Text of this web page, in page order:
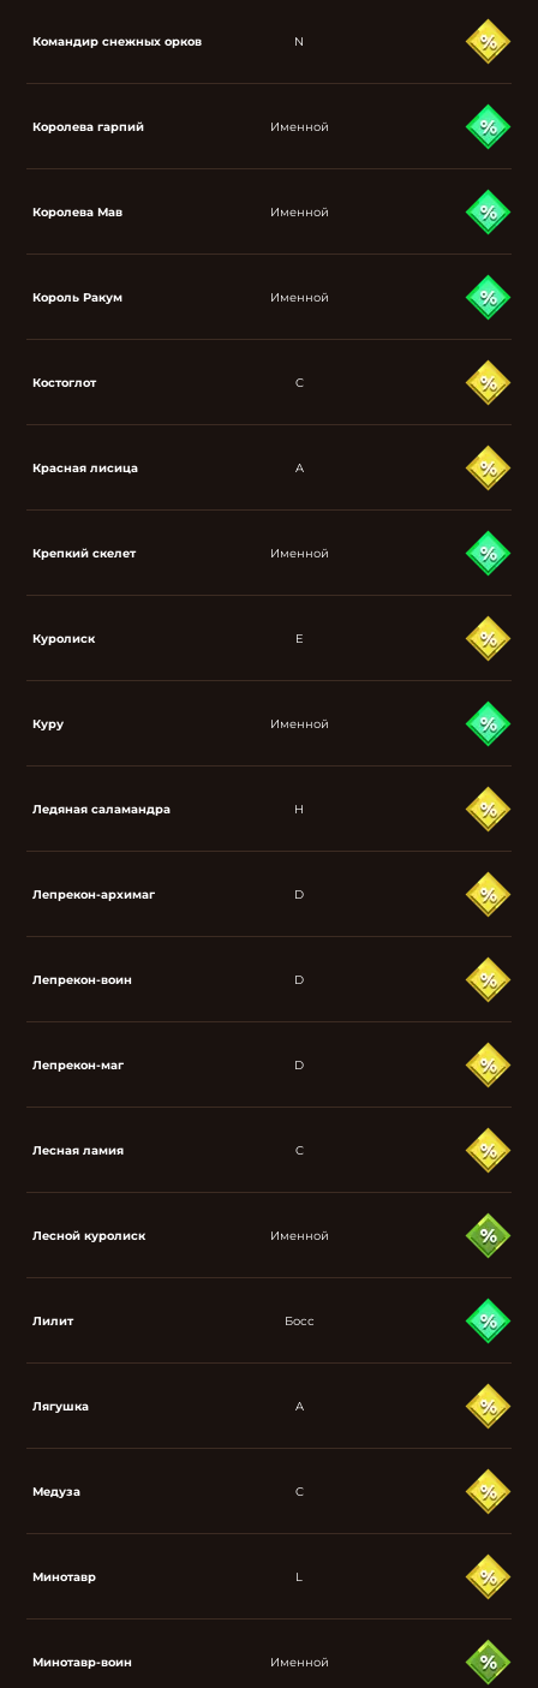
Командир снежных орков N
Королева гарпий Именной
Королева Мав Именной
Король Ракум Именной
Костоглот C
Красная лисица A
Крепкий скелет Именной
Куролиск E
Куру Именной
Ледяная саламандра H
Лепрекон-архимаг D
Лепрекон-воин D
Лепрекон-маг D
Лесная ламия C
Лесной куролиск Именной
Лилит Босс
Лягушка A
Медуза C
Минотавр L
Минотавр-воин Именной